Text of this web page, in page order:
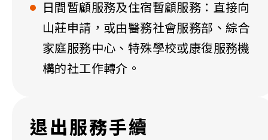
日間暫顧服務及住宿暫顧服務：直接向
山莊申請，或由醫務社會服務部、綜合
家庭服務中心、特殊學校或康復服務機
構的社工作轉介。
退出服務手續